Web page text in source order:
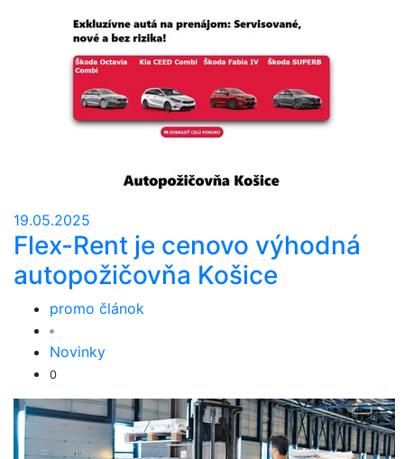
19.05.2025
Flex-Rent je cenovo výhodná
autopožičovňa Košice
promo článok
Novinky
0